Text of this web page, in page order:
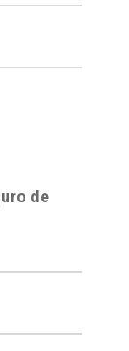
de